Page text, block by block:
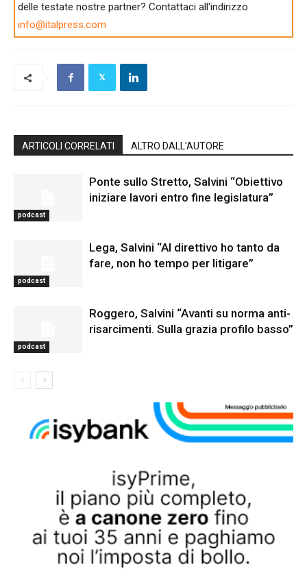
delle testate nostre partner? Contattaci all'indirizzo
info@italpress.com
ARTICOLI CORRELATI ALTRO DALL'AUTORE
podcast
Ponte sullo Stretto, Salvini “Obiettivo
iniziare lavori entro fine legislatura”
podcast
Lega, Salvini “Al direttivo ho tanto da
fare, non ho tempo per litigare”
podcast
Roggero, Salvini “Avanti su norma anti-
risarcimenti. Sulla grazia profilo basso”